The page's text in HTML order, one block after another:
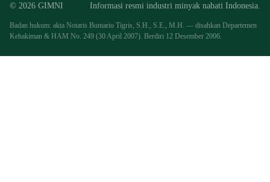
© 2026 GIMNI Informasi resmi industri minyak nabati Indonesia.
Badan hukum: akta Notaris Buntario Tigris, S.H., S.E., M.H. — disahkan Departemen
Kehakiman & HAM No. 249 (30 April 2007). Berdiri 12 Desember 2006.